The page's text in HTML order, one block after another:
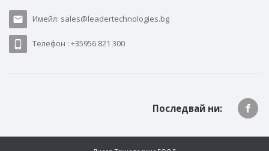
Имейл: sales@leadertechnologies.bg
Телефон : +35956 821 300
Последвай ни: